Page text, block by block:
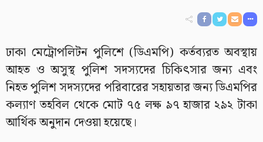
ঢাকা মেট্রোপলিটন পুলিশে (ডিএমপি) কর্তব্যরত অবস্থায়
আহত ও অসুস্থ পুলিশ সদস্যদের চিকিৎসার জন্য এবং
নিহত পুলিশ সদস্যদের পরিবারের সহায়তার জন্য ডিএমপির
কল্যাণ তহবিল থেকে মোট ৭৫ লক্ষ ৯৭ হাজার ২৯২ টাকা
আর্থিক অনুদান দেওয়া হয়েছে।